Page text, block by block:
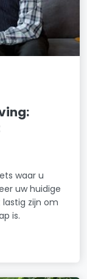
waar u
uw huidige
zijn om
is.